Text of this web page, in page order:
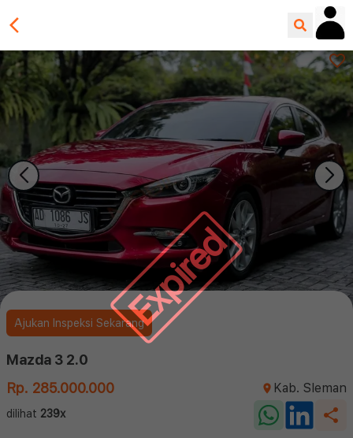
Expired
Ajukan Inspeksi Sekarang
Mazda 3 2.0
Rp. 285.000.000
Kab. Sleman
dilihat 239x